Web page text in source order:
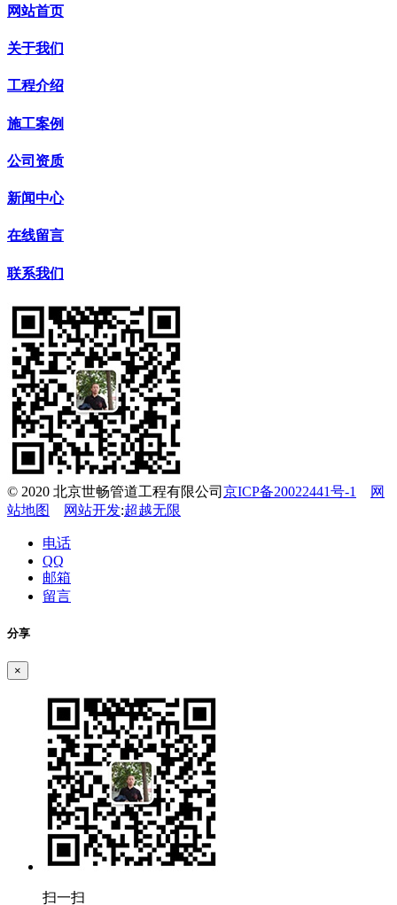
网站首页
关于我们
工程介绍
施工案例
公司资质
新闻中心
在线留言
联系我们
© 2020 北京世畅管道工程有限公司 京ICP备20022441号-1
网
站地图
网站开发:超越无限
电话
QQ
邮箱
留言
分享
×
扫一扫